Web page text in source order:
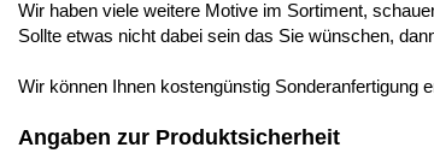
Wir haben viele weitere Motive im Sortiment,
Sollte etwas nicht dabei sein das Sie wünschen,
Wir können Ihnen kostengünstig Sonderanfertigung
Angaben zur Produktsicherheit